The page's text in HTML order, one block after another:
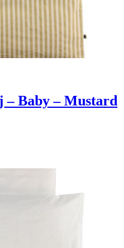
– Baby – Mustard